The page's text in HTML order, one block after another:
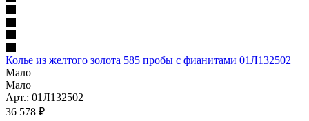
Колье из желтого золота 585 пробы с фианитами 01Л132502
Мало
Мало
Арт.: 01Л132502
36 578 ₽